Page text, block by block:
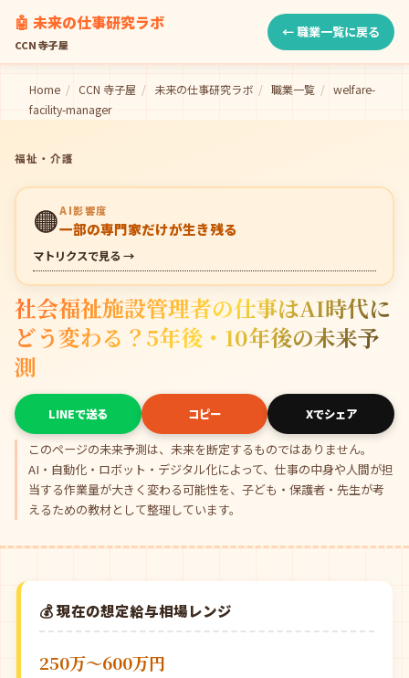
🤖 未来の仕事研究ラボ
CCN 寺子屋
← 職業一覧に戻る
Home / CCN 寺子屋 / 未来の仕事研究ラボ / 職業一覧 / welfare-
facility-manager
福祉・介護
🟠AI影響度
一部の専門家だけが生き残る
マトリクスで見る →
社会福祉施設管理者の仕事はAI時代に
どう変わる？5年後・10年後の未来予
測
LINEで送る コピー Xでシェア
このページの未来予測は、未来を断定するものではありません。
AI・自動化・ロボット・デジタル化によって、仕事の中身や人間が担
当する作業量が大きく変わる可能性を、子ども・保護者・先生が考
えるための教材として整理しています。
💰 現在の想定給与相場レンジ
250万〜600万円